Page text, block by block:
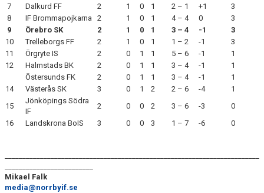
7
Dalkurd FF 2 1 0 1 2 – 1 +1
3
8
IF Brommapojkarna 2 1 0 1 4 – 4 0
3
9
Örebro SK 2 1 0 1 3 – 4 -1
3
10
Trelleborgs FF 2 1 0 1 1 – 2 -1
3
11
Örgryte IS 2 0 1 1 5 – 6 -1
1
12
Halmstads BK 2 0 1 1 3 – 4 -1
1
Östersunds FK
2 0 1 1 3 – 4 -1
1
14
Västerås SK 3 0 1 2 2 – 6 -4
1
15
Jönköpings Södra
IF
2 0 0 2 3 – 6 -3
0
16
Landskrona BoIS 3 0 0 3 1 – 7 -6 0
Mikael Falk
media@norrbyif.se